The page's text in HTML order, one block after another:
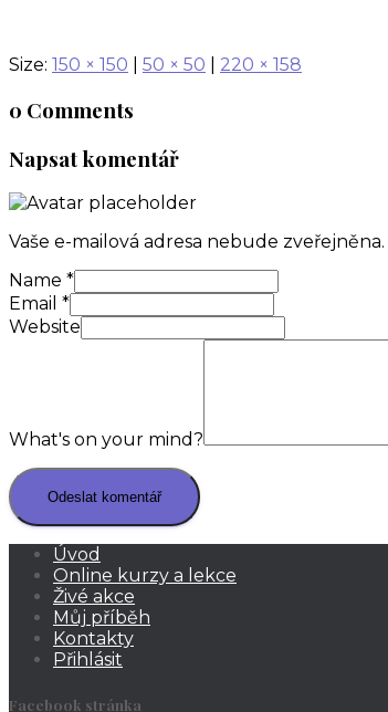
Size: 150 × 150 50 × 50 220 × 158
0 Comments
Napsat komentář
Vaše e-mailová adresa nebude zveřejněna.
Name *
Email *
Website
What's on your mind?
Úvod
Online kurzy a lekce
Živé akce
Můj příběh
Kontakty
Přihlásit
Facebook stránka